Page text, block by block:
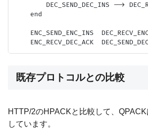
DEC_SEND_DEC_INS -->
    end
ENC_SEND_ENC_INS
既存プロトコルとの比較
HTTP/2のHPACKと比較して、
しています。